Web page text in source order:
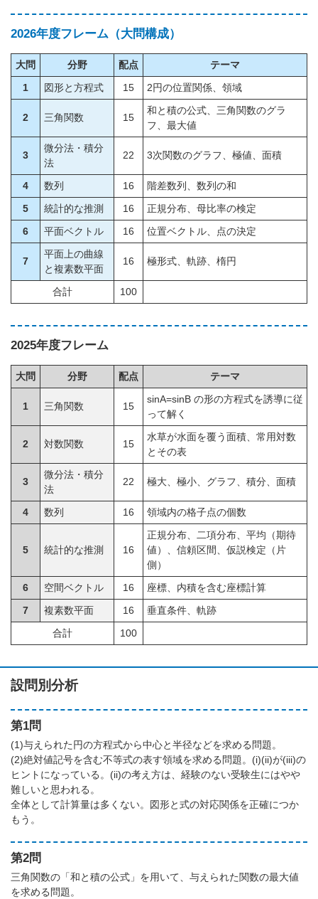
2026年度フレーム（大問構成）
大問 分野 配点
テーマ
1
図形と方程式 15 2円の位置関係、領域
2 三角関数 15
和と積の公式、三角関数のグラ
フ、最大値
3
微分法・積分
法
22 3次関数のグラフ、極値、面積
4 数列 16
階差数列、数列の和
5
統計的な推測 16
正規分布、母比率の検定
6
平面ベクトル 16 位置ベクトル、点の決定
7
平面上の曲線
と複素数平面
16 極形式、軌跡、楕円
合計 100
2025年度フレーム
大問 分野 配点 テーマ
1 三角関数 15
sinA=sinB の形の方程式を誘導に従
って解く
2 対数関数 15
水草が水面を覆う面積、常用対数
とその表
3
微分法・積分
法
22 極大、極小、グラフ、積分、面積
4 数列 16 領域内の格子点の個数
5 統計的な推測 16
正規分布、二項分布、平均（期待
値）、信頼区間、仮説検定（片
側）
6
空間ベクトル 16
座標、内積を含む座標計算
7
複素数平面 16
垂直条件、軌跡
合計
100
設問別分析
第1問
(1)与えられた円の方程式から中心と半径などを求める問題。
(2)絶対値記号を含む不等式の表す領域を求める問題。(i)(ii)が(iii)の
ヒントになっている。(ii)の考え方は、経験のない受験生にはやや
難しいと思われる。
全体として計算量は多くない。図形と式の対応関係を正確につか
もう。
第2問
三角関数の「和と積の公式」を用いて、与えられた関数の最大値
を求める問題。